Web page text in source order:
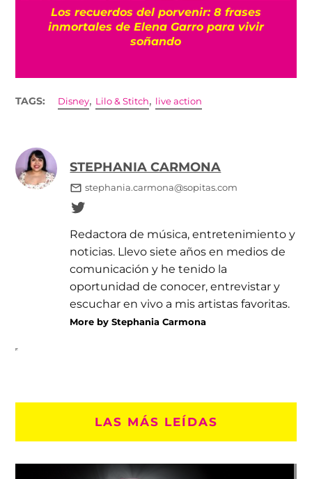
Los recuerdos del porvenir: 8 frases
inmortales de Elena Garro para vivir
soñando
TAGS: Disney, Lilo & Stitch, live action
STEPHANIA CARMONA
stephania.carmona@sopitas.com
Redactora de música, entretenimiento y
noticias. Llevo siete años en medios de
comunicación y he tenido la
oportunidad de conocer, entrevistar y
escuchar en vivo a mis artistas favoritas.
More by Stephania Carmona
LAS MÁS LEÍDAS